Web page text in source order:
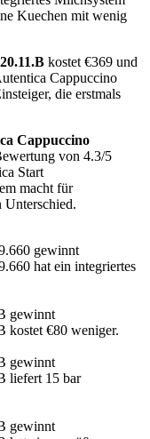
Kuechen mit wenig
kostet €369 und
Cappuccino
die erstmals
Cappuccino
von 4.3/5
Start
macht für
Unterschied.
gewinnt
hat ein integriertes
gewinnt
kostet €80 weniger.
gewinnt
liefert 15 bar
gewinnt